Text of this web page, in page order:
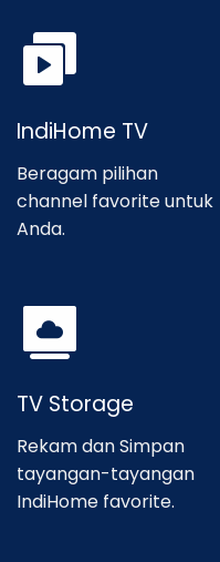
IndiHome TV
Beragam pilihan
channel favorite untuk
Anda.
TV Storage
Rekam dan Simpan
tayangan-tayangan
IndiHome favorite.